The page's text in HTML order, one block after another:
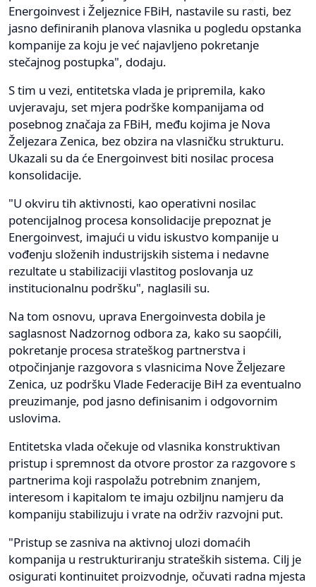
Energoinvest i Željeznice FBiH, nastavile su rasti, bez
jasno definiranih planova vlasnika u pogledu opstanka
kompanije za koju je već najavljeno pokretanje
stečajnog postupka", dodaju.
S tim u vezi, entitetska vlada je pripremila, kako
uvjeravaju, set mjera podrške kompanijama od
posebnog značaja za FBiH, među kojima je Nova
Željezara Zenica, bez obzira na vlasničku strukturu.
Ukazali su da će Energoinvest biti nosilac procesa
konsolidacije.
"U okviru tih aktivnosti, kao operativni nosilac
potencijalnog procesa konsolidacije prepoznat je
Energoinvest, imajući u vidu iskustvo kompanije u
vođenju složenih industrijskih sistema i nedavne
rezultate u stabilizaciji vlastitog poslovanja uz
institucionalnu podršku", naglasili su.
Na tom osnovu, uprava Energoinvesta dobila je
saglasnost Nadzornog odbora za, kako su saopćili,
pokretanje procesa strateškog partnerstva i
otpočinjanje razgovora s vlasnicima Nove Željezare
Zenica, uz podršku Vlade Federacije BiH za eventualno
preuzimanje, pod jasno definisanim i odgovornim
uslovima.
Entitetska vlada očekuje od vlasnika konstruktivan
pristup i spremnost da otvore prostor za razgovore s
partnerima koji raspolažu potrebnim znanjem,
interesom i kapitalom te imaju ozbiljnu namjeru da
kompaniju stabilizuju i vrate na održiv razvojni put.
"Pristup se zasniva na aktivnoj ulozi domaćih
kompanija u restrukturiranju strateških sistema. Cilj je
osigurati kontinuitet proizvodnje, očuvati radna mjesta